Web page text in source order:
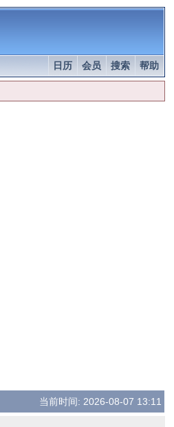
帮助
搜索
会员
日历
当前时间: 2026-08-07 13:11